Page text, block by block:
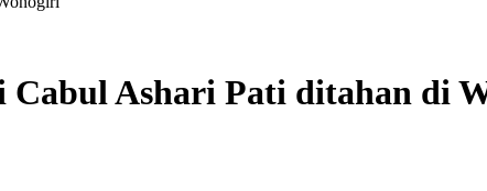
Ashari Pati ditahan di